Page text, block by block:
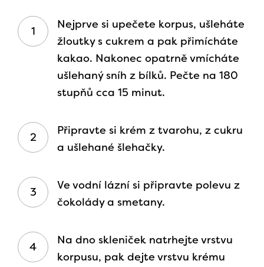
Nejprve si upečete korpus, ušleháte
žloutky s cukrem a pak přimícháte
kakao. Nakonec opatrně vmícháte
ušlehaný sníh z bílků. Pečte na 180
stupňů cca 15 minut.
Připravte si krém z tvarohu, z cukru
a ušlehané šlehačky.
Ve vodní lázní si připravte polevu z
čokolády a smetany.
Na dno skleniček natrhejte vrstvu
korpusu, pak dejte vrstvu krému